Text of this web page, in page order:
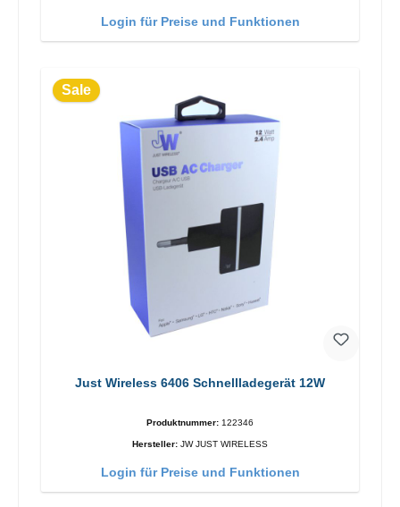
Login für Preise und Funktionen
Sale
Just Wireless 6406 Schnellladegerät 12W
Produktnummer: 122346
Hersteller: JW JUST WIRELESS
Login für Preise und Funktionen